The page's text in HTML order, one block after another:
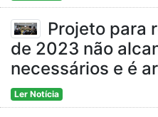
Projeto para
de 2023 não
necessários e é
Ler Notícia